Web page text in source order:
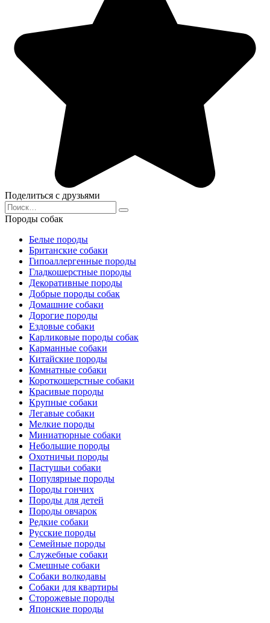
Поделиться с друзьями
Search
for:
Породы собак
Белые породы
Британские собаки
Гипоаллергенные породы
Гладкошерстные породы
Декоративные породы
Добрые породы собак
Домашние собаки
Дорогие породы
Ездовые собаки
Карликовые породы собак
Карманные собаки
Китайские породы
Комнатные собаки
Короткошерстные собаки
Красивые породы
Крупные собаки
Легавые собаки
Мелкие породы
Миниатюрные собаки
Небольшие породы
Охотничьи породы
Пастушьи собаки
Популярные породы
Породы гончих
Породы для детей
Породы овчарок
Редкие собаки
Русские породы
Семейные породы
Служебные собаки
Смешные собаки
Собаки волкодавы
Собаки для квартиры
Сторожевые породы
Японские породы